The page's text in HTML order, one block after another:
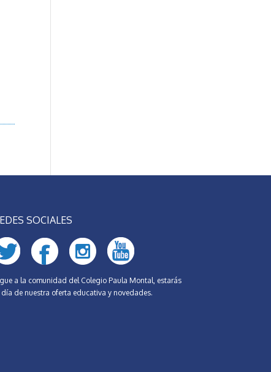
SOCIALES
a la comunidad del Colegio Paula Montal, estarás
día de nuestra oferta educativa y novedades.